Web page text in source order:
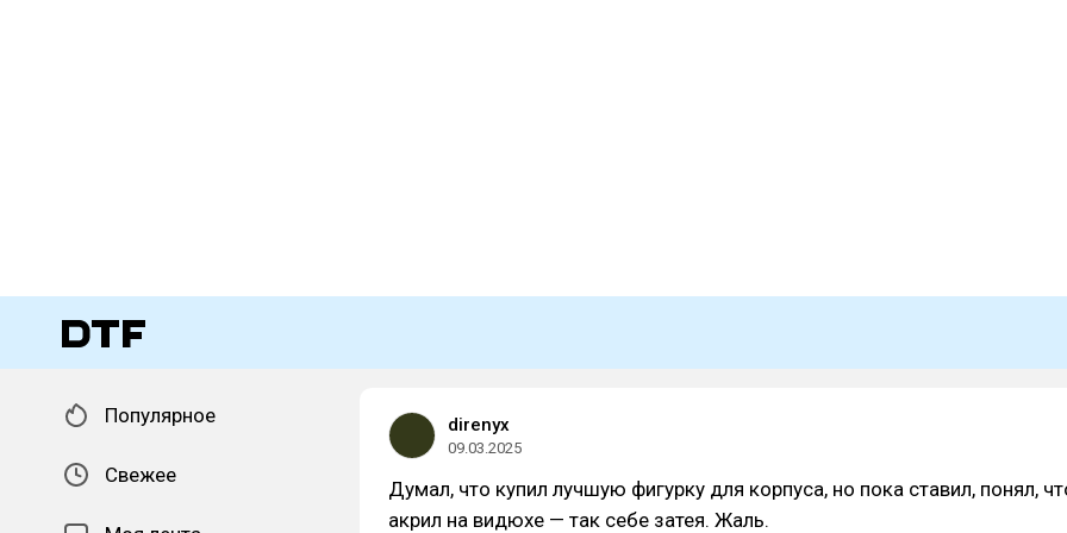
Популярное
Свежее
direnyx
09.03.2025
Думал, что купил лучшую фигурку для корпуса, но пока ставил, понял,
акрил на видюхе — так себе затея. Жаль.